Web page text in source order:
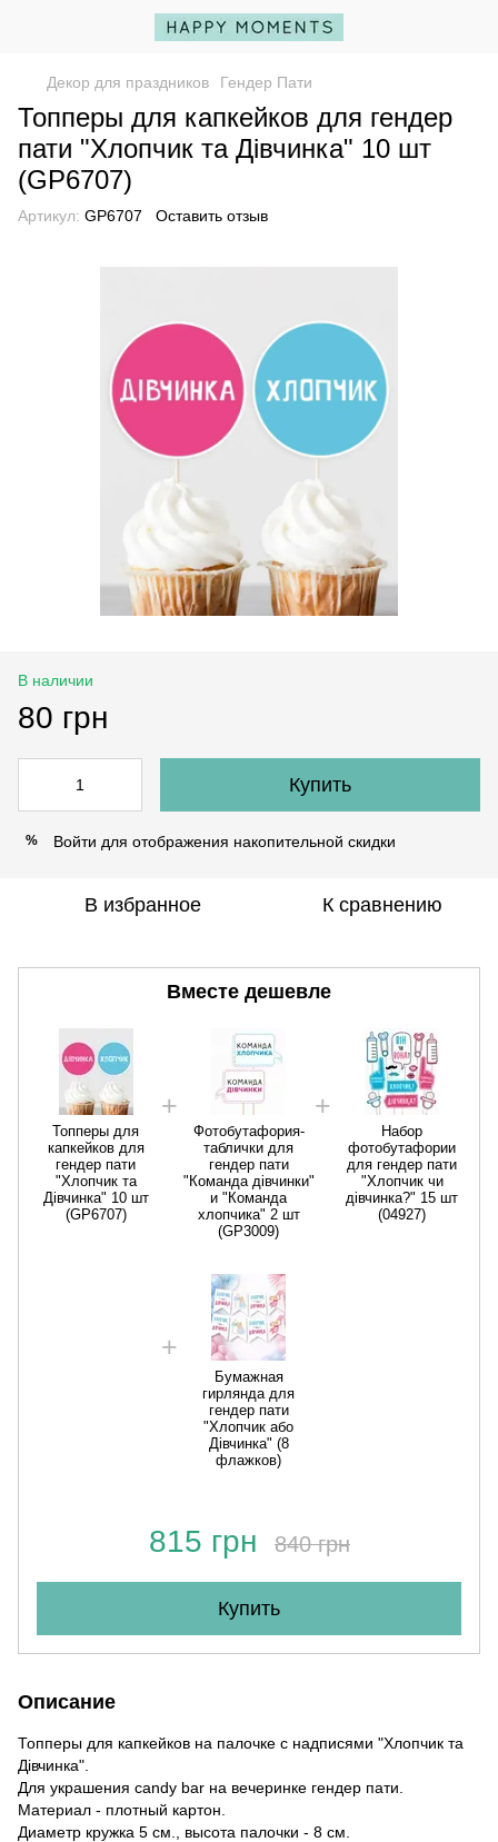
Декор для праздников Гендер Пати
Топперы для капкейков для гендер
пати "Хлопчик та Дівчинка" 10 шт
(GP6707)
Артикул: GP6707 Оставить отзыв
В наличии
80 грн
Купить
% Войти для отображения накопительной скидки
В избранное К сравнению
Вместе дешевле
Топперы для
капкейков для
гендер пати
"Хлопчик та
Дівчинка" 10 шт
(GP6707)
Фотобутафория-
таблички для
гендер пати
"Команда дівчинки"
и "Команда
хлопчика" 2 шт
(GP3009)
Набор
фотобутафории
для гендер пати
"Хлопчик чи
дівчинка?" 15 шт
(04927)
Бумажная
гирлянда для
гендер пати
"Хлопчик або
Дівчинка" (8
флажков)
815 грн 840 грн
Купить
Описание
Топперы для капкейков на палочке с надписями "Хлопчик та
Дівчинка".
Для украшения candy bar на вечеринке гендер пати.
Материал - плотный картон.
Диаметр кружка 5 см., высота палочки - 8 см.